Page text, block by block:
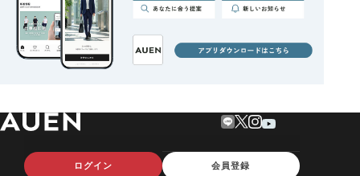
ログイン 会員登録